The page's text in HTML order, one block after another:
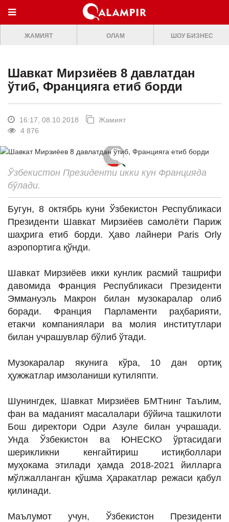
МЕНЮ
ONLINE TV
ЖАМИЯТ
ШОУ-БИЗНЕС
Мусиқа
Клип
Кино
ИНТЕРВЬЮ
ЛОЙИҲАЛАР
Таҳлил
Бу қизиқ
ЖАМИЯТ ОЛАМ ШОУ БИЗНЕС
Шавкат Мирзиёев 8 давлатдан
ўтиб, Францияга етиб борди
16:17, 08.10.2018
Жамият
4 876
Ўзбекистон Президенти икки кун Францияда
бўлади.
Бугун, 8 октябрь куни Ўзбекистон Республикаси
Президенти Шавкат Мирзиёев самолёти Париж
шаҳрига етиб борди. Ҳаво лайнери Paris Orly
аэропортига қўнди.
Шавкат Мирзиёев икки кунлик расмий ташрифи
давомида Франция Республикаси Президенти
Эммануэль Макрон билан музокаралар олиб
боради. Франция Парламенти раҳбарияти,
етакчи компаниялари ва молия институтлари
билан учрашувлар бўлиб ўтади.
Музокаралар якунига кўра, 10 дан ортиқ
ҳужжатлар имзоланиши кутиляпти.
Шунингдек, Шавкат Мирзиёев БМТнинг Таълим,
фан ва маданият масалалари бўйича ташкилоти
Бош директори Одри Азуле билан учрашади.
Унда Ўзбекистон ва ЮНЕСКО ўртасидаги
шерикликни кенгайтириш истиқболлари
муҳокама этилади ҳамда 2018-2021 йилларга
мўлжалланган қўшма Ҳаракатлар режаси қабул
қилинади.
Маълумот учун, Ўзбекистон Президенти